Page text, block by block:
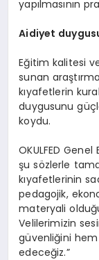
yapılmasının
Aidiyet
Eğitim kalitesi
sunan
kıyafetlerin
duygusunu
koydu.
OKULFED
şu sözlerle
kıyafetlerinin
pedagojik,
materyali
Velilerimizin
güvenliğini
edeceğiz.”